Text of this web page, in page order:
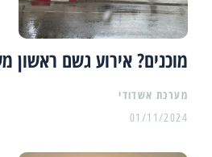
מוכנים? אירוע גשם ראשון
מערכת אשדודי
01/11/2024